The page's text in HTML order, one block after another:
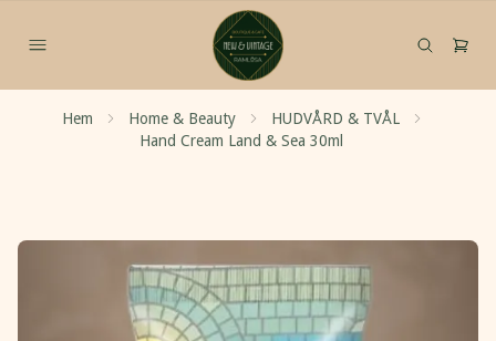
Hem Home & Beauty
HUDVÅRD & TVÅL
Hand Cream Land & Sea 30ml